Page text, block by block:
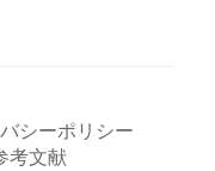
シーポリシー
考文献